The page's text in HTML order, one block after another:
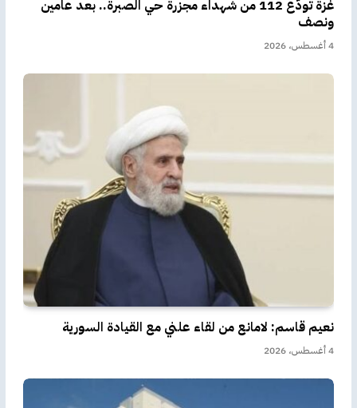
غزة تودّع 112 من شهداء مجزرة حي الصبرة.. بعد عامين
ونصف
4 أغسطس، 2026
نعيم قاسم: لامانع من لقاء علني مع القيادة السورية
4 أغسطس، 2026